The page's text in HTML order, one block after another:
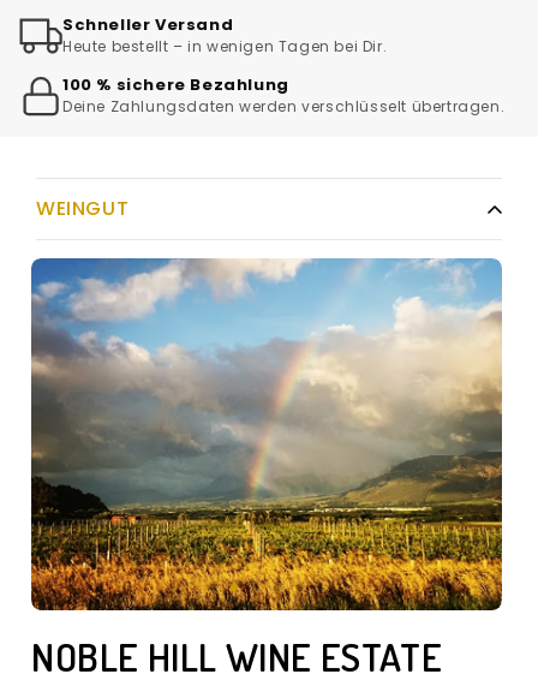
Schneller Versand
Heute bestellt – in wenigen Tagen bei Dir.
100 % sichere Bezahlung
Deine Zahlungsdaten werden verschlüsselt übertragen.
WEINGUT
VERKOSTUNGSNOTIZ
REBSORTE
FAKTENBLATT
BEWERTUNGEN
VERSANDKOSTEN
NOBLE HILL WINE ESTATE